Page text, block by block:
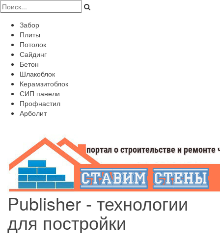
Забор
Плиты
Потолок
Сайдинг
Бетон
Шлакоблок
Керамзитоблок
СИП панели
Профнастил
Арболит
Publisher - технологии
для постройки